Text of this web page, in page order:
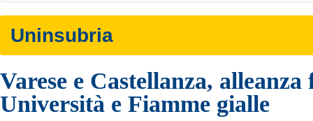
Uninsubria
Varese e Castellanza,
Università e Fiamme gialle